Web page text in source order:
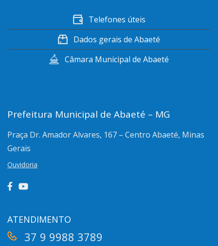
Telefones úteis
Dados gerais de Abaeté
Câmara Municipal de Abaeté
Prefeitura Municipal de Abaeté – MG
Praça Dr. Amador Alvares, 167 – Centro Abaeté, Minas
Gerais
Ouvidoria
ATENDIMENTO
37 9 9988 3789